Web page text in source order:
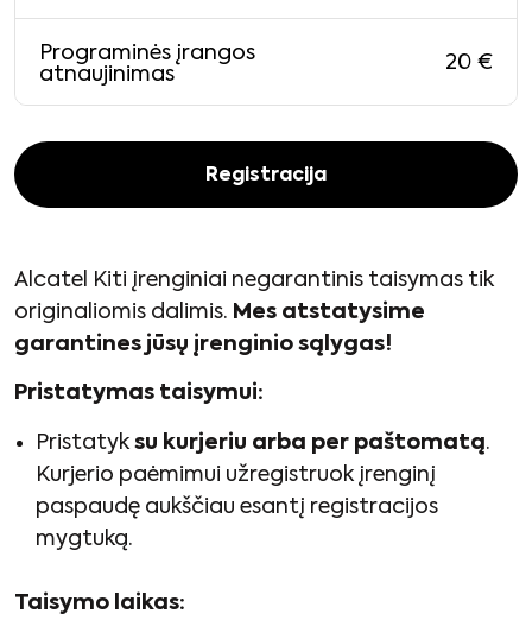
Programinės įrangos
atnaujinimas
20 €
Registracija
Alcatel Kiti įrenginiai negarantinis taisymas tik
originaliomis dalimis. Mes atstatysime
garantines jūsų įrenginio sąlygas!
Pristatymas taisymui:
Pristatyk su kurjeriu arba per paštomatą.
Kurjerio paėmimui užregistruok įrenginį
paspaudę aukščiau esantį registracijos
mygtuką.
Taisymo laikas: